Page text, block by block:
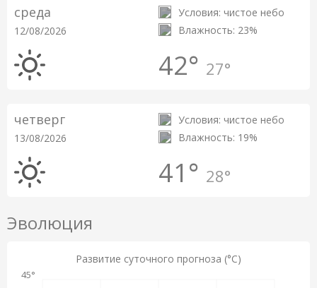
среда
12/08/2026
Условия: чистое небо
Влажность: 23%
42° 27°
четверг
13/08/2026
Условия: чистое небо
Влажность: 19%
41° 28°
Эволюция
Развитие суточного прогноза (°C)
45°